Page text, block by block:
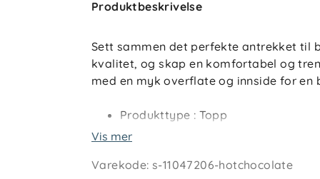
Produktbeskrivelse
Sett sammen det perfekte antrekket til
kvalitet, og skap en komfortabel og
med en myk overflate og innside for
Produkttype : Topp
Hals : O-hals
Detaljer : Rysjer, Babylock-
Vis mer
Varekode:s-11047206-hotchocolate